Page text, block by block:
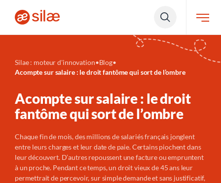
Silae : moteur d'innovation•Blog•
Acompte sur salaire : le droit fantôme qui sort de l’ombre
Acompte sur salaire : le droit
fantôme qui sort de l’ombre
Chaque fin de mois, des millions de salariés français jonglent
entre leurs charges et leur date de paie. Certains piochent dans
leur découvert. D’autres repoussent une facture ou empruntent
à un proche. Pendant ce temps, un droitvieux de 45 ans leur
permettrait de percevoir, sur simple demande et sans justificatif,